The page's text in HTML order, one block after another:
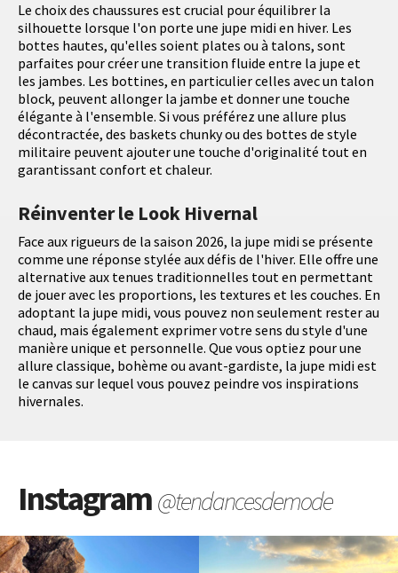
Le choix des chaussures est crucial pour équilibrer la
silhouette lorsque l'on porte une jupe midi en hiver. Les
bottes hautes, qu'elles soient plates ou à talons, sont
parfaites pour créer une transition fluide entre la jupe et
les jambes. Les bottines, en particulier celles avec un talon
block, peuvent allonger la jambe et donner une touche
élégante à l'ensemble. Si vous préférez une allure plus
décontractée, des baskets chunky ou des bottes de style
militaire peuvent ajouter une touche d'originalité tout en
garantissant confort et chaleur.
Réinventer le Look Hivernal
Face aux rigueurs de la saison 2026, la jupe midi se présente
comme une réponse stylée aux défis de l'hiver. Elle offre une
alternative aux tenues traditionnelles tout en permettant
de jouer avec les proportions, les textures et les couches. En
adoptant la jupe midi, vous pouvez non seulement rester au
chaud, mais également exprimer votre sens du style d'une
manière unique et personnelle. Que vous optiez pour une
allure classique, bohème ou avant-gardiste, la jupe midi est
le canvas sur lequel vous pouvez peindre vos inspirations
hivernales.
Instagram@tendancesdemode